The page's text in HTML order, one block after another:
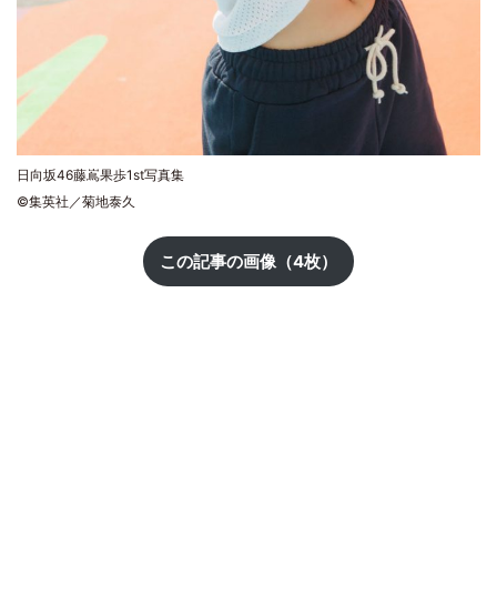
日向坂46藤嶌果歩1st写真集
©集英社／菊地泰久
この記事の画像（4枚）